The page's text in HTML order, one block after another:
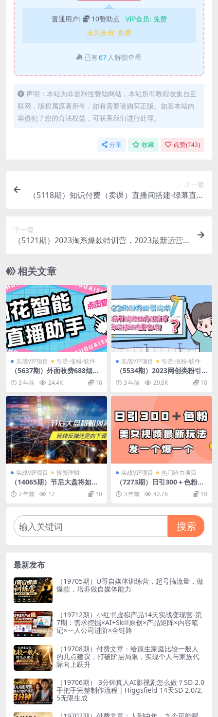
普通用户: 10赞助点 VIP会员: 免费
永久会员: 免费
已有67 人解锁查看
声明：本站为非盈利性赞助网站，本站所有教程收集自互
联网，版权属原著所有，如有需要请购买正版。如若本站内
容侵犯了您的合法权益，可联系我们进行处理。
分享 收藏 点赞(743)
上一篇
（5118期）知识付费（卖课）直播间搭建-绿幕直播
下一篇
（5121期）2023淘系爆款特训营，2023最新运营
相关文章
实战VIP项目 引流-涨粉-软件
（5637期）外面收费688烟花
智能直播助手 直播带货必备爆
单工具【永久脚本+详细教
程】
3 年前 24.4K 10
实战VIP项目 引流-涨粉-软件
（5534期）2023网创类粉引
流术，自用引流涨粉方法发
布，实现被动流量变现！
3 年前 29.8K 10
实战VIP项目 投资理财
（14065期）节后大盘将如何
演绎，延续反弹还是向下调
整，关键时间点和空间位待解
2 年前 12 10
实战VIP项目 热门给力项目
（7273期）日引300＋色粉，
美女视频最新玩法，发一个爆
一个3 年前 42.7K 10
搜索
最新发布
（19705期）U哥自媒体训练营，起号搞流量，做
爆款，培养做自媒体能力
（19712期）小红书虚拟产品14天实战变现营-第
7期：需求挖掘×AI+Skill原创×产品矩阵×内容笔
记×一人公司进阶×全链路
（19708期）付费文章：给原生家庭比较一般人
的几点建议，打破阶层局限，实现个人与家族代
际向上跃升
（19706期） 3分钟真人AI影视剧怎么做？SD 2.0
手把手完整制作流程｜Higgsfield 14天SD 2.0/2.
5无限生成